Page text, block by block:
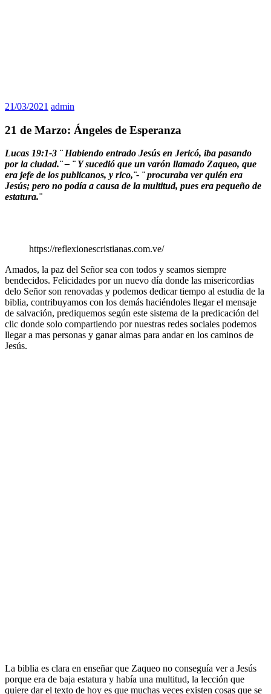
21/03/2021 admin
21 de Marzo: Ángeles de Esperanza
Lucas 19:1-3 ¨ Habiendo entrado Jesús en Jericó, iba pasando
por la ciudad.¨ – ¨ Y sucedió que un varón llamado Zaqueo, que
era jefe de los publicanos, y rico,¨- ¨ procuraba ver quién era
Jesús; pero no podía a causa de la multitud, pues era pequeño de
estatura.¨
https://reflexionescristianas.com.ve/
Amados, la paz del Señor sea con todos y seamos siempre
bendecidos. Felicidades por un nuevo día donde las misericordias
delo Señor son renovadas y podemos dedicar tiempo al estudia de la
biblia, contribuyamos con los demás haciéndoles llegar el mensaje
de salvación, prediquemos según este sistema de la predicación del
clic donde solo compartiendo por nuestras redes sociales podemos
llegar a mas personas y ganar almas para andar en los caminos de
Jesús.
La biblia es clara en enseñar que Zaqueo no conseguía ver a Jesús
porque era de baja estatura y había una multitud, la lección que
quiere dar el texto de hoy es que muchas veces existen cosas que se